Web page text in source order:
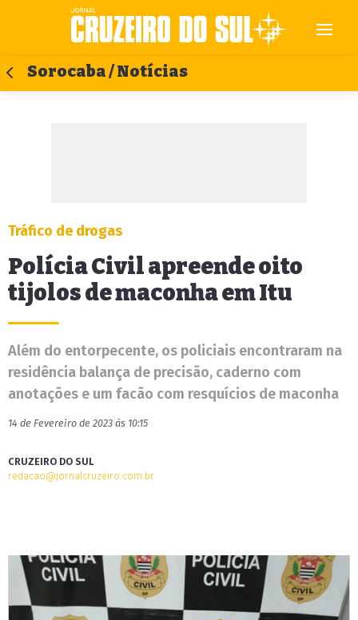
Sorocaba / Notícias
Tráfico de drogas
Polícia Civil apreende oito
tijolos de maconha em Itu
Além do entorpecente, os policiais encontraram na
residência balança de precisão, caderno com
anotações e um facão com resquícios de maconha
14 de Fevereiro de 2023 às 10:15
CRUZEIRO DO SUL
redacao@jornalcruzeiro.com.br